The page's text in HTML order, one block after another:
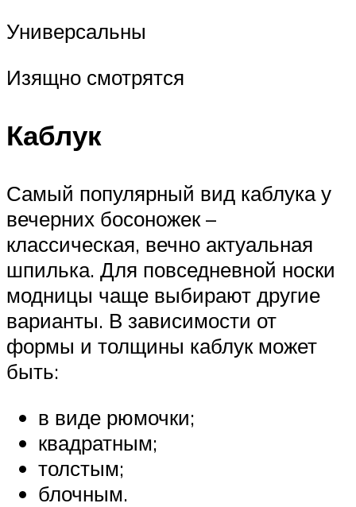
Универсальны
Изящно смотрятся
Каблук
Самый популярный вид каблука у
вечерних босоножек –
классическая, вечно актуальная
шпилька. Для повседневной носки
модницы чаще выбирают другие
варианты. В зависимости от
формы и толщины каблук может
быть:
в виде рюмочки;
квадратным;
толстым;
блочным.